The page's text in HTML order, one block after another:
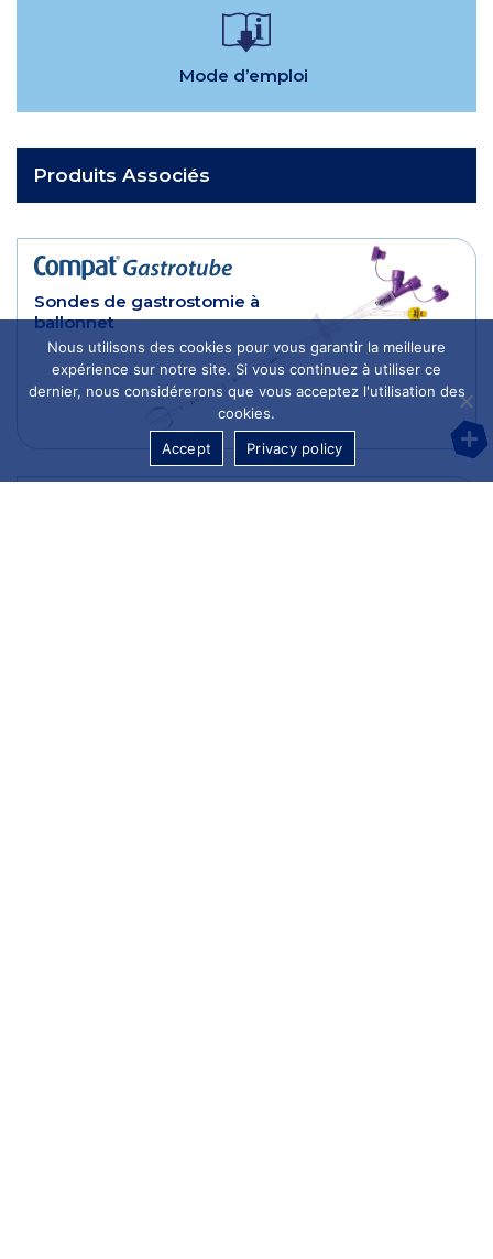
Mode d’emploi
Produits Associés
Sondes de gastrostomie à
ballonnet
Nous utilisons des cookies pour vous garantir la meilleure
expérience sur notre site. Si vous continuez à utiliser ce
dernier, nous considérerons que vous acceptez l'utilisation des
cookies.
Accept
Privacy policy